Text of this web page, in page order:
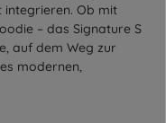
integrieren. Ob mit
– das Signature S
auf dem Weg zur
modernen,